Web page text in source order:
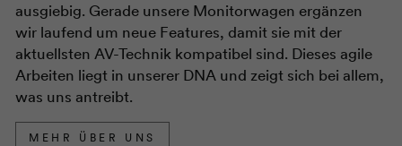
ausgiebig. Gerade unsere Monitorwagen ergänzen
wir laufend um neue Features, damit sie mit der
aktuellsten AV-Technik kompatibel sind. Dieses agile
Arbeiten liegt in unserer DNA und zeigt sich bei allem,
was uns antreibt.
MEHR ÜBER UNS